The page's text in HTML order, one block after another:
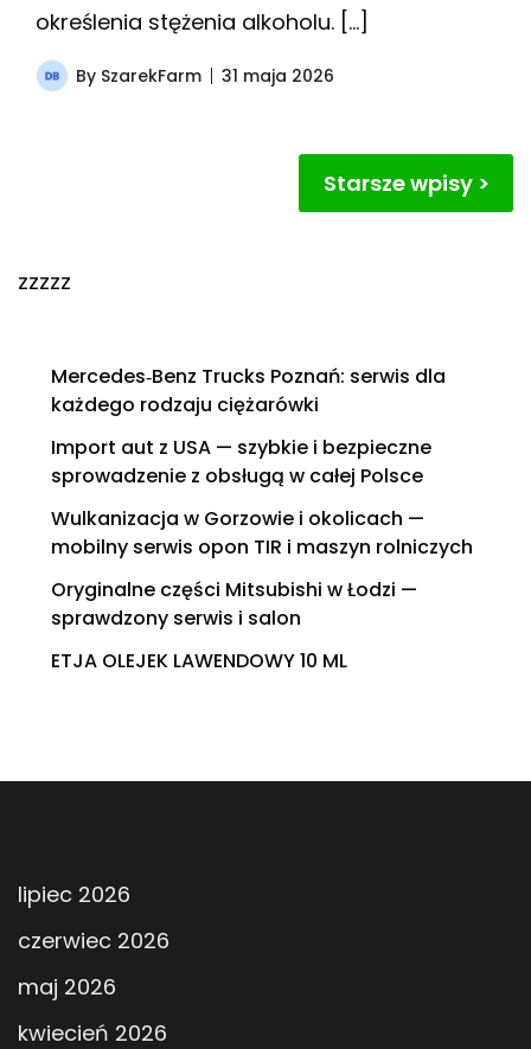
określenia stężenia alkoholu. […]
By SzarekFarm 31 maja 2026
Starsze wpisy
zzzzz
Mercedes‑Benz Trucks Poznań: serwis dla
każdego rodzaju ciężarówki
Import aut z USA — szybkie i bezpieczne
sprowadzenie z obsługą w całej Polsce
Wulkanizacja w Gorzowie i okolicach —
mobilny serwis opon TIR i maszyn rolniczych
Oryginalne części Mitsubishi w Łodzi —
sprawdzony serwis i salon
ETJA OLEJEK LAWENDOWY 10 ML
lipiec 2026
czerwiec 2026
maj 2026
kwiecień 2026